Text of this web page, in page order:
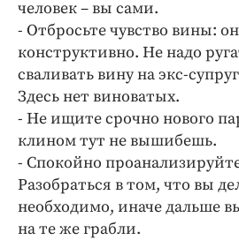
человек – вы сами.
- Отбросьте чувство вины:
конструктивно. Не надо
сваливать вину на экс-
Здесь нет виноватых.
- Не ищите срочно нового
клином тут не вышибешь.
- Спокойно
Разо­браться в том, что вы
необходимо, иначе дальше
на те же грабли.